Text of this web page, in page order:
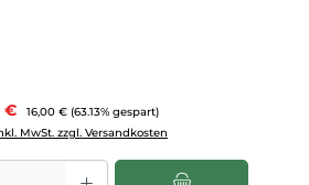
€ Regulärer Preis:
16,00 € (63.13% gespart)
MwSt. zzgl. Versandkosten
gewünschten Wert ein oder benutze die